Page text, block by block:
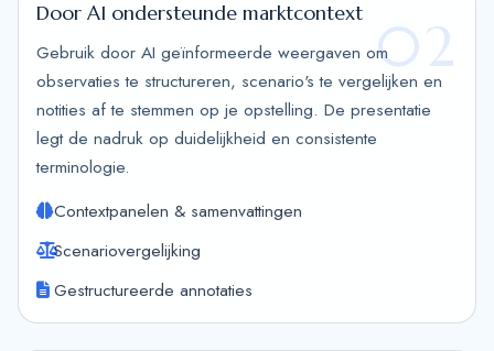
02
Door AI ondersteunde marktcontext
Gebruik door AI geïnformeerde weergaven om
observaties te structureren, scenario's te vergelijken en
notities af te stemmen op je opstelling. De presentatie
legt de nadruk op duidelijkheid en consistente
terminologie.
Contextpanelen & samenvattingen
Scenariovergelijking
Gestructureerde annotaties